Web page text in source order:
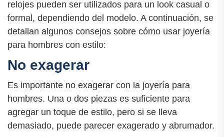
relojes pueden ser utilizados para un look casual o
formal, dependiendo del modelo. A continuación, se
detallan algunos consejos sobre cómo usar joyería
para hombres con estilo:
No exagerar
Es importante no exagerar con la joyería para
hombres. Una o dos piezas es suficiente para
agregar un toque de estilo, pero si se lleva
demasiado, puede parecer exagerado y abrumador.